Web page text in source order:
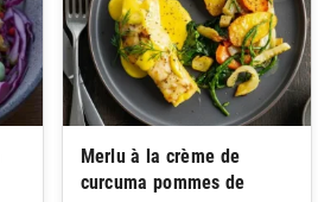
Merlu à la crème de
curcuma pommes de